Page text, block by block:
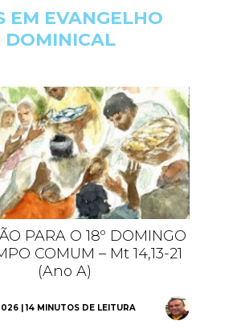
EM EVANGELHO
DOMINICAL
PARA O 18º DOMINGO
COMUM – Mt 14,13-21
(Ano A)
| 14 MINUTOS DE LEITURA